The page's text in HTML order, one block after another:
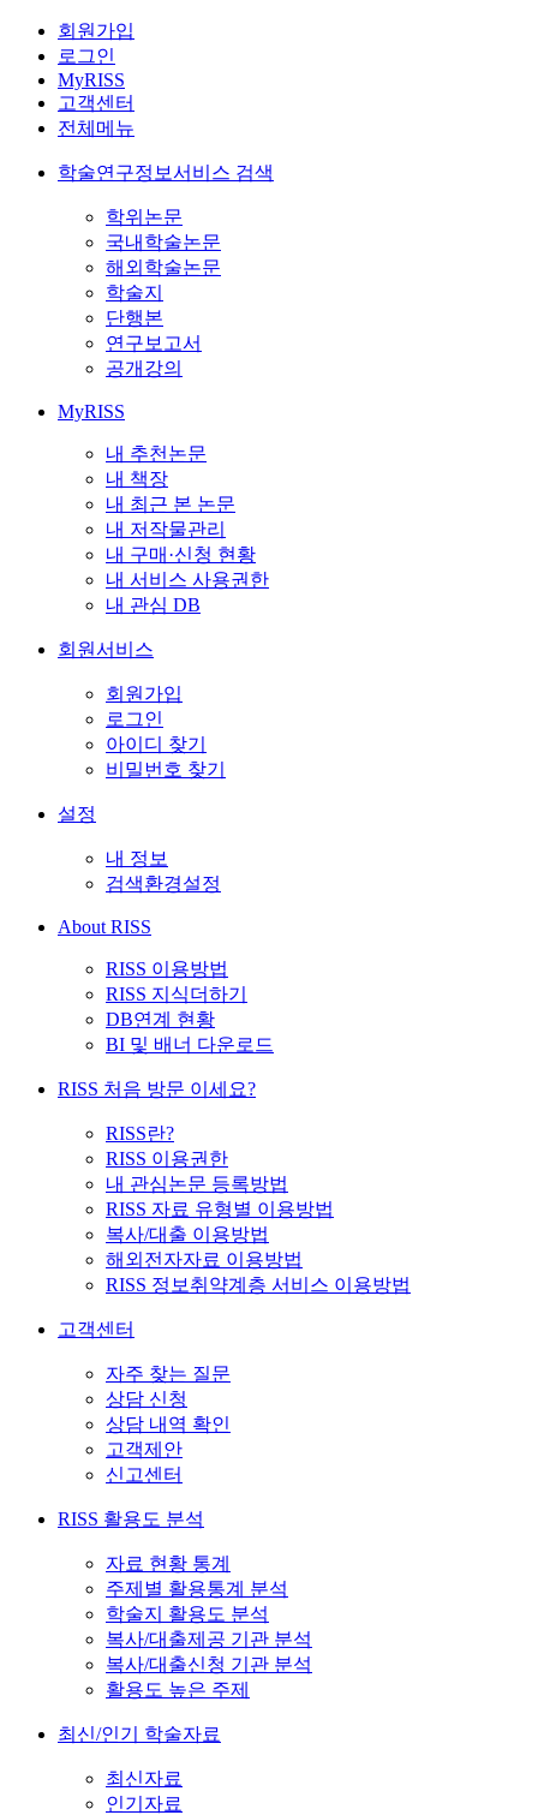
회원가입
로그인
MyRISS
고객센터
전체메뉴
학술연구정보서비스 검색
학위논문
국내학술논문
해외학술논문
학술지
단행본
연구보고서
공개강의
MyRISS
내 추천논문
내 책장
내 최근 본 논문
내 저작물관리
내 구매·신청 현황
내 서비스 사용권한
내 관심 DB
회원서비스
회원가입
로그인
아이디 찾기
비밀번호 찾기
설정
내 정보
검색환경설정
About RISS
RISS 이용방법
RISS 지식더하기
DB연계 현황
BI 및 배너 다운로드
RISS 처음 방문 이세요?
RISS란?
RISS 이용권한
내 관심논문 등록방법
RISS 자료 유형별 이용방법
복사/대출 이용방법
해외전자자료 이용방법
RISS 정보취약계층 서비스 이용방법
고객센터
자주 찾는 질문
상담 신청
상담 내역 확인
고객제안
신고센터
RISS 활용도 분석
자료 현황 통계
주제별 활용통계 분석
학술지 활용도 분석
복사/대출제공 기관 분석
복사/대출신청 기관 분석
활용도 높은 주제
최신/인기 학술자료
최신자료
인기자료